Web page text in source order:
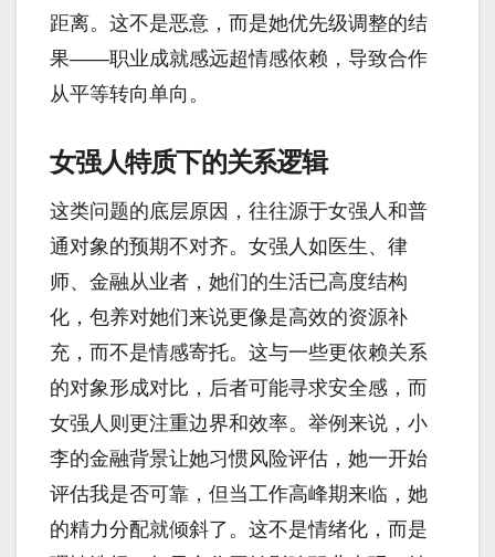
距离。这不是恶意，而是她优先级调整的结
果——职业成就感远超情感依赖，导致合作
从平等转向单向。
女强人特质下的关系逻辑
这类问题的底层原因，往往源于女强人和普
通对象的预期不对齐。女强人如医生、律
师、金融从业者，她们的生活已高度结构
化，包养对她们来说更像是高效的资源补
充，而不是情感寄托。这与一些更依赖关系
的对象形成对比，后者可能寻求安全感，而
女强人则更注重边界和效率。举例来说，小
李的金融背景让她习惯风险评估，她一开始
评估我是否可靠，但当工作高峰期来临，她
的精力分配就倾斜了。这不是情绪化，而是